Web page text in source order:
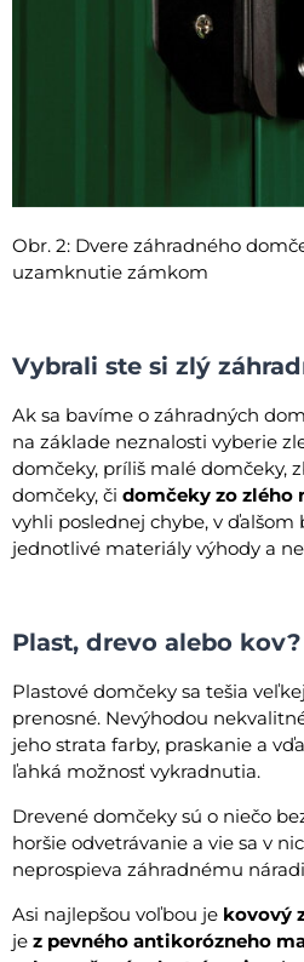
Obr. 2: Dvere záhradného
uzamknutie zámkom
Vybrali ste si zlý
Ak sa bavíme o záhradných
na základe neznalosti vyberie
domčeky, príliš malé domčeky,
domčeky, či domčeky zo zlého
vyhli poslednej chybe, v ďalšom
jednotlivé materiály výhody a
Plast, drevo alebo kov?
Plastové domčeky sa tešia
prenosné. Nevýhodou
jeho strata farby, praskanie a
ľahká možnosť vykradnutia.
Drevené domčeky sú o niečo
horšie odvetrávanie a vie sa v
neprospieva záhradnému
Asi najlepšou voľbou je kovový
je z pevného antikorózneho